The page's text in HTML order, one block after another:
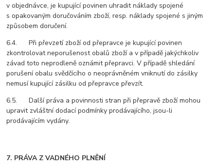
v objednávce, je kupující povinen uhradit náklady spojené
s opakovaným doručováním zboží, resp. náklady spojené s jiným
způsobem doručení.
6.4. Při převzetí zboží od přepravce je kupující povinen
zkontrolovat neporušenost obalů zboží a v případě jakýchkoliv
závad toto neprodleně oznámit přepravci. V případě shledání
porušení obalu svědčícího o neoprávněném vniknutí do zásilky
nemusí kupující zásilku od přepravce převzít.
6.5. Další práva a povinnosti stran při přepravě zboží mohou
upravit zvláštní dodací podmínky prodávajícího, jsou-li
prodávajícím vydány.
7. PRÁVA Z VADNÉHO PLNĚNÍ